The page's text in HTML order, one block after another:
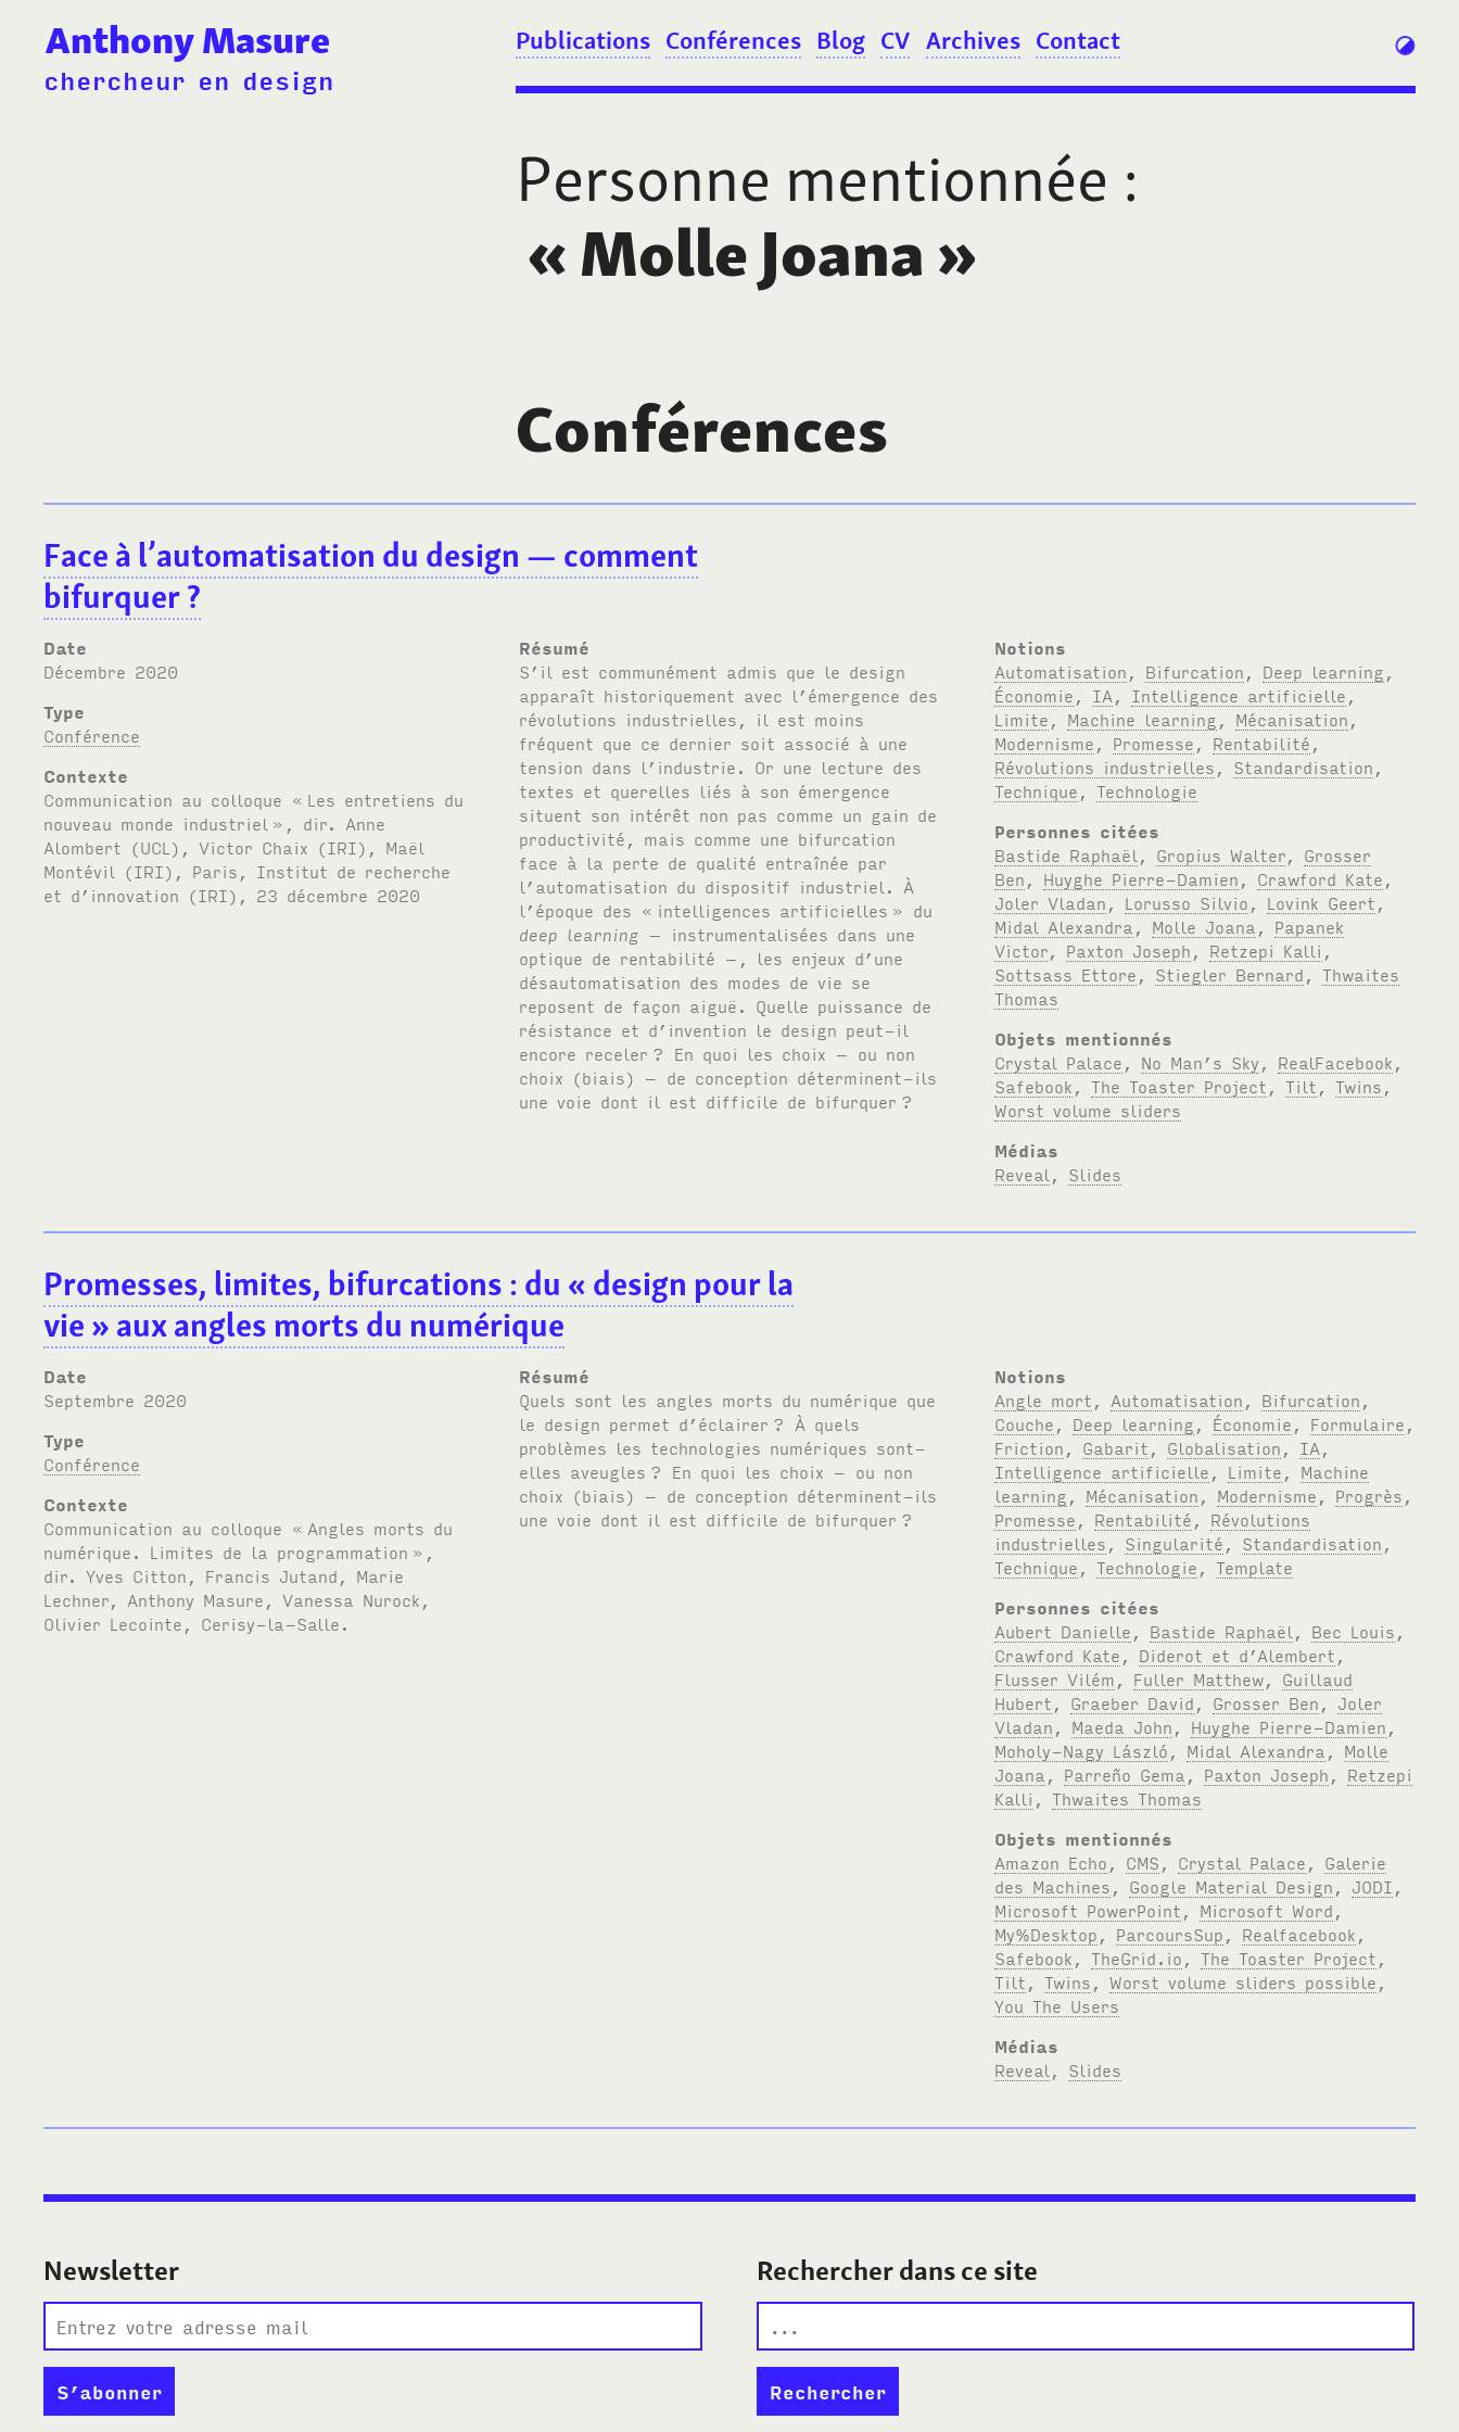
Anthony Masure
chercheur en design
Publications Conférences Blog CV Archives Contact
Personne mentionnée :
«Molle Joana »
Conférences
Face à l’automatisation du design — comment
bifurquer?
Date
décembre 2020
Type
Conférence
Contexte
Communication au colloque « Les entretiens du
nouveau monde industriel », dir. Anne
Alombert (UCL ), Victor Chaix (IRI), Maël
Montévil (IRI), Paris, Institut de recherche
et d’innovation (IRI), 23 décembre 2020
Résumé
S’il est communément admis que le design
apparaît historiquement avec l’émergence des
révolutions industrielles, il est moins
fréquent que ce dernier soit associé à une
tension dans l’industrie. Or une lecture des
textes et querelles liés à son émergence
situent son intérêt non pas comme un gain de
productivité, mais comme une bifurcation
face à la perte de qualité entraînée par
l’automatisation du dispositif industriel. À
l’époque des « intelligences artificielles » du
deep learning – instrumentalisées dans une
optique de rentabilité –, les enjeux d’une
désautomatisation des modes de vie se
reposent de façon aiguë. Quelle puissance de
résistance et d’invention le design peut-il
encore receler ? En quoi les choix – ou non
choix (biais) – de conception déterminent-ils
une voie dont il est difficile de bifurquer ?
Notions
Automatisation
Bifurcation Deep learning
Économie
IA Intelligence artificielle
Limite
Machine learning Mécanisation
Modernisme
Promesse Rentabilité
Révolutions industrielles
Standardisation
Technique ,Technologie
Personnes citées
Bastide Raphaël
Gropius Walter
Grosser
Ben
Huyghe Pierre-Damien Crawford Kate
Joler Vladan
Lorusso Silvio Lovink Geert
Midal Alexandra
Molle Joana
Papanek
Victor
Paxton Joseph Retzepi Kalli
Sottsass Ettore
Stiegler Bernard ,Thwaites
Thomas
Objets mentionnés
Crystal Palace
No Man’s Sky RealFacebook
Safebook ,The Toaster Project ,Tilt ,Twins
Worst volume sliders
Médias
Reveal
Slides
Promesses, limites, bifurcations : du « design pour la
vie » aux angles morts du numérique
Date
septembre 2020
Type
Conférence
Contexte
Communication au colloque « Angles morts du
numérique. Limites de la programmation »,
dir. Yves Citton, Francis Jutand, Marie
Lechner, Anthony Masure, Vanessa Nurock,
Olivier Lecointe, Cerisy-la-Salle.
Résumé
Quels sont les angles morts du numérique que
le design permet d’éclairer ? À quels
problèmes les technologies numériques sont-
elles aveugles ? En quoi les choix – ou non
choix (biais) – de conception déterminent-ils
une voie dont il est difficile de bifurquer ?
Notions
Angle mort
Automatisation Bifurcation
Couche
Deep learning Économie Formulaire
Friction
Gabarit Globalisation IA
Intelligence artificielle
Limite
Machine
learning
Mécanisation Modernisme Progrès
Promesse
Rentabilité
Révolutions
industrielles
Singularité Standardisation
Technique ,Technologie ,Template
Personnes citées
Aubert Danielle
Bastide Raphaël Bec Louis
Crawford Kate
Diderot et d’Alembert
Flusser Vilém
Fuller Matthew
Guillaud
Hubert
Graeber David Grosser Ben
Joler
Vladan
Maeda John Huyghe Pierre-Damien
Moholy-Nagy László
Midal Alexandra
Molle
Joana
Parreño Gema Paxton Joseph
Retzepi
Kalli
,Thwaites Thomas
Objets mentionnés
Amazon Echo
CMS Crystal Palace
Galerie
des Machines
Google Material Design JODI
Microsoft PowerPoint
Microsoft Word
My%Desktop
ParcoursSup Realfacebook
Safebook ,TheGrid.io ,The Toaster Project
Tilt ,Twins ,Worst volume sliders possible
You The Users
Médias
Reveal
Slides
Newsletter Rechercher dans ce site